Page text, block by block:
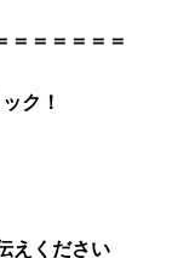
＝＝＝＝＝＝
ク！
えください